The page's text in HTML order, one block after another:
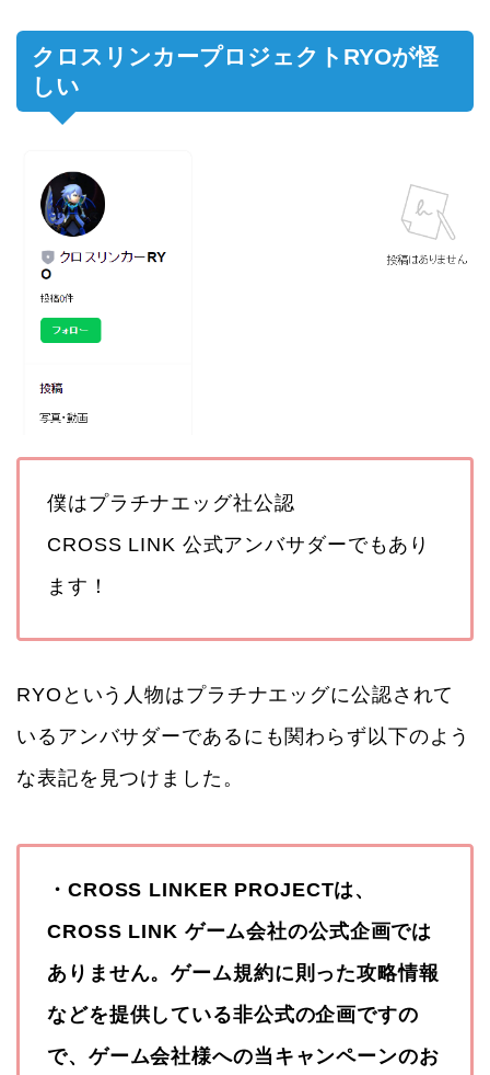
クロスリンカープロジェクトRYOが怪
しい
僕はプラチナエッグ社公認
CROSS LINK 公式アンバサダーでもあり
ます！
RYOという人物はプラチナエッグに公認されて
いるアンバサダーであるにも関わらず以下のよう
な表記を見つけました。
・CROSS LINKER PROJECTは、
CROSS LINK ゲーム会社の公式企画では
ありません。ゲーム規約に則った攻略情報
などを提供している非公式の企画ですの
で、ゲーム会社様への当キャンペーンのお